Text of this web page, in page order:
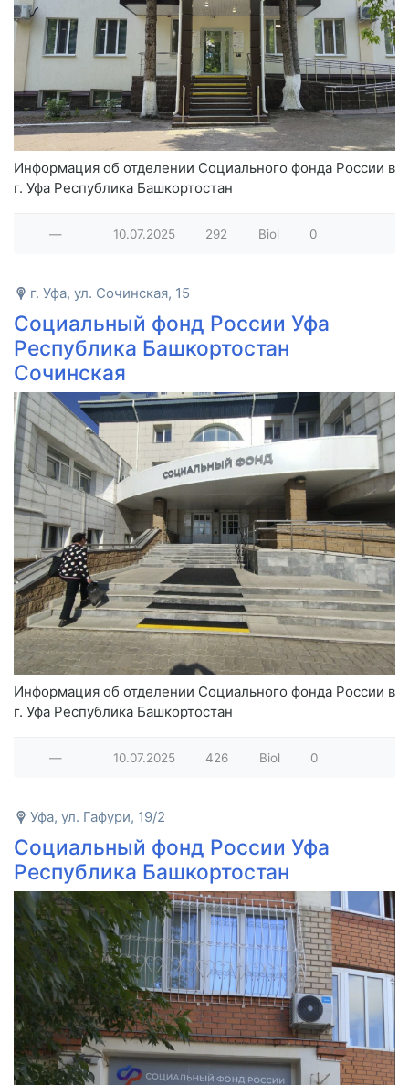
Информация об отделении Социального фонда России в
г. Уфа Республика Башкортостан
— 10.07.2025 292 Biol 0
г. Уфа, ул. Сочинская, 15
Социальный фонд России Уфа
Республика Башкортостан
Сочинская
Информация об отделении Социального фонда России в
г. Уфа Республика Башкортостан
— 10.07.2025 426 Biol 0
Уфа, ул. Гафури, 19/2
Социальный фонд России Уфа
Республика Башкортостан